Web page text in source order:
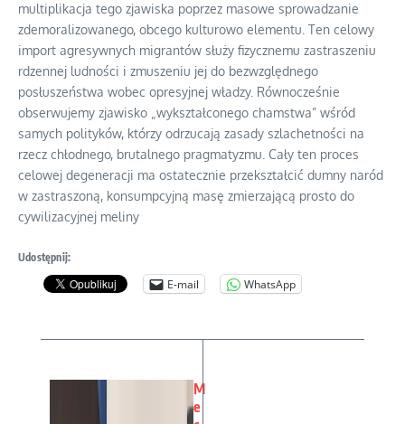
multiplikacja tego zjawiska poprzez masowe sprowadzanie
zdemoralizowanego, obcego kulturowo elementu. Ten celowy
import agresywnych migrantów służy fizycznemu zastraszeniu
rdzennej ludności i zmuszeniu jej do bezwzględnego
posłuszeństwa wobec opresyjnej władzy. Równocześnie
obserwujemy zjawisko „wykształconego chamstwa” wśród
samych polityków, którzy odrzucają zasady szlachetności na
rzecz chłodnego, brutalnego pragmatyzmu. Cały ten proces
celowej degeneracji ma ostatecznie przekształcić dumny naród
w zastraszoną, konsumpcyjną masę zmierzającą prosto do
cywilizacyjnej meliny
Udostępnij:
E-mail WhatsApp